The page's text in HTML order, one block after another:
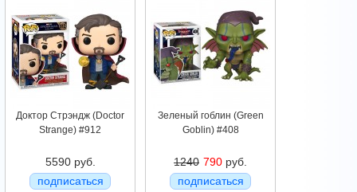
Доктор Стрэндж (Doctor
Strange) #912
5590 руб.
подписаться
Зеленый гоблин (Green
Goblin) #408
1240 790 руб.
подписаться